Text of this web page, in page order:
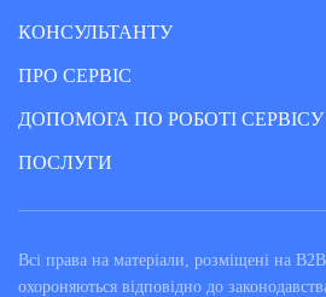
КОНСУЛЬТАНТУ
ПРО СЕРВІС
ДОПОМОГА ПО РОБОТІ СЕРВІСУ
ПОСЛУГИ
Всі права на матеріали, розміщені на
охороняються відповідно до